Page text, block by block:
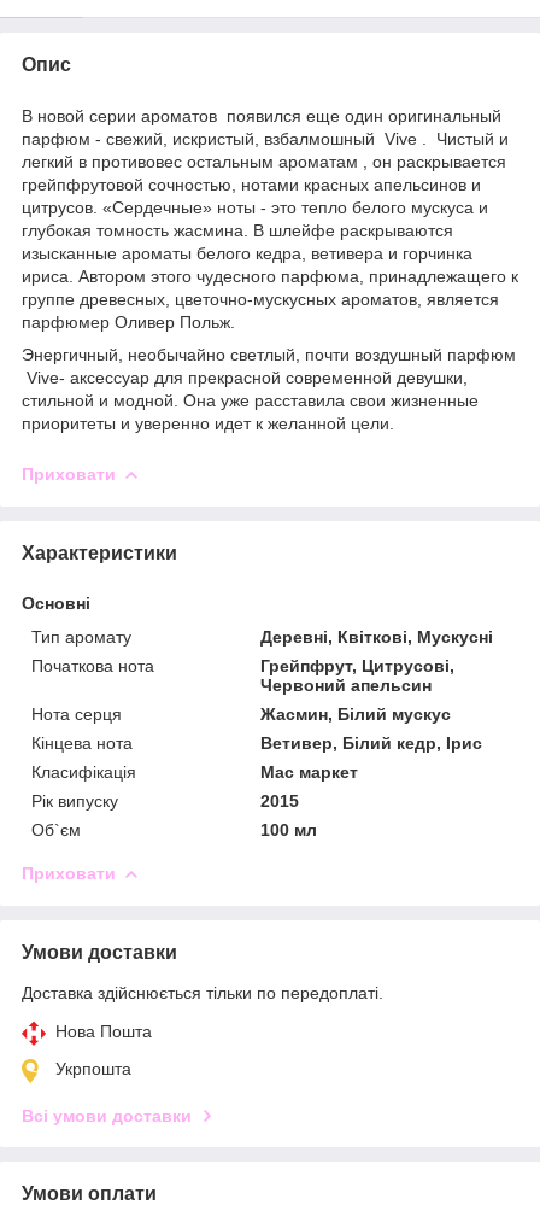
Опис
В новой серии ароматов появился еще один оригинальный
парфюм - свежий, искристый, взбалмошный Vive . Чистый и
легкий в противовес остальным ароматам , он раскрывается
грейпфрутовой сочностью, нотами красных апельсинов и
цитрусов. «Сердечные» ноты - это тепло белого мускуса и
глубокая томность жасмина. В шлейфе раскрываются
изысканные ароматы белого кедра, ветивера и горчинка
ириса. Автором этого чудесного парфюма, принадлежащего к
группе древесных, цветочно-мускусных ароматов, является
парфюмер Оливер Польж.
Энергичный, необычайно светлый, почти воздушный парфюм
Vive- аксессуар для прекрасной современной девушки,
стильной и модной. Она уже расставила свои жизненные
приоритеты и уверенно идет к желанной цели.
Приховати
Характеристики
Основні
Тип аромату
Деревні, Квіткові, Мускусні
Початкова нота
Грейпфрут, Цитрусові,
Червоний апельсин
Нота серця
Жасмин, Білий мускус
Кінцева нота
Ветивер, Білий кедр, Ірис
Класифікація
Мас маркет
Рік випуску
2015
Об`єм
100 мл
Приховати
Умови доставки
Доставка здійснюється тільки по передоплаті.
Нова Пошта
Укрпошта
Всі умови доставки
Умови оплати